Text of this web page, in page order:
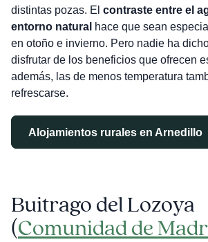
distintas pozas. El contraste entre el
entorno natural hace que sean
en otoño e invierno. Pero nadie ha
disfrutar de los beneficios que ofrecen
además, las de menos temperatura
refrescarse.
Alojamientos rurales en Arnedillo
Buitrago del Lozoya
(Comunidad de